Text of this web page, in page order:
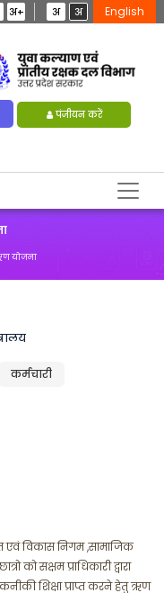
अ+ अ अ English
पंजीयन करें
योजना
कर्मचारी
एवं विकास निगम ,सामाजिक
को सक्षम प्राधिकारी द्वारा
शिक्षा प्राप्त करने हेतु ऋण